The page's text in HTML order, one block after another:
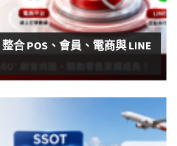
合 POS、會員、電商與 LINE